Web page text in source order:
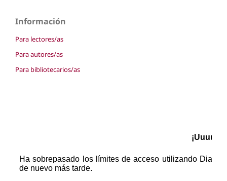
Información
Para lectores/as
Para autores/as
Para bibliotecarios/as